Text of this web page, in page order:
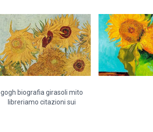
gogh biografia girasoli mito
libreriamo citazioni sui